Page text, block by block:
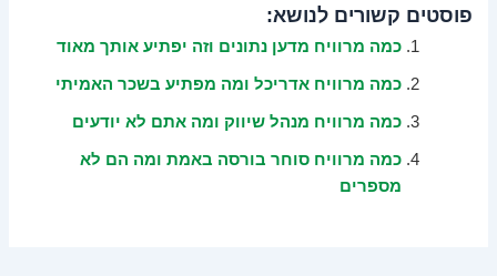
פוסטים קשורים לנושא:
כמה מרוויח מדען נתונים וזה יפתיע אותך מאוד
כמה מרוויח אדריכל ומה מפתיע בשכר האמיתי
כמה מרוויח מנהל שיווק ומה אתם לא יודעים
כמה מרוויח סוחר בורסה באמת ומה הם לא
מספרים